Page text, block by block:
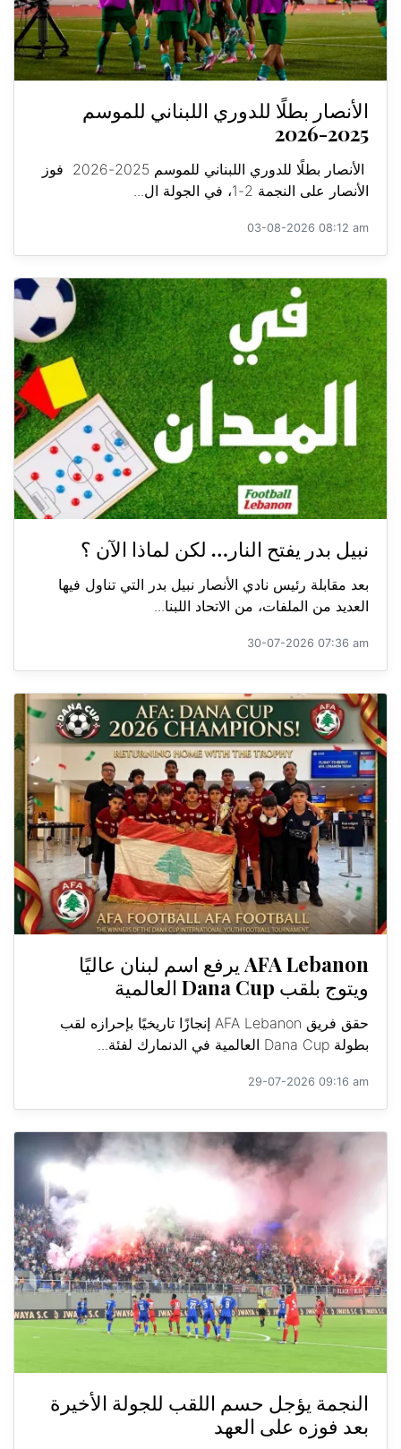
الأنصار بطلًا للدوري اللبناني للموسم
2025-2026
الأنصار بطلًا للدوري اللبناني للموسم 2025-2026 فوز
الأنصار على النجمة 2-1، في الجولة ال...
03-08-2026 08:12 am
نبيل بدر يفتح النار… لكن لماذا الآن ؟
بعد مقابلة رئيس نادي الأنصار نبيل بدر التي تناول فيها
العديد من الملفات، من الاتحاد اللبنا...
30-07-2026 07:36 am
AFA Lebanon يرفع اسم لبنان عاليًا
ويتوج بلقب Dana Cup العالمية
حقق فريق AFA Lebanon إنجازًا تاريخيًا بإحرازه لقب
بطولة Dana Cup العالمية في الدنمارك لفئة...
29-07-2026 09:16 am
النجمة يؤجل حسم اللقب للجولة الأخيرة
بعد فوزه على العهد